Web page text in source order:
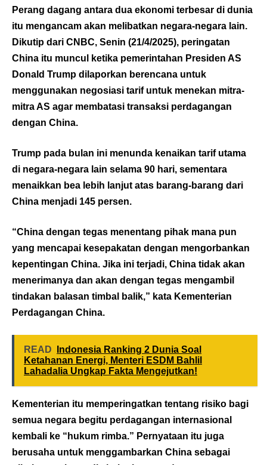
Perang dagang antara dua ekonomi terbesar di dunia
itu mengancam akan melibatkan negara-negara lain.
Dikutip dari CNBC, Senin (21/4/2025), peringatan
China itu muncul ketika pemerintahan Presiden AS
Donald Trump dilaporkan berencana untuk
menggunakan negosiasi tarif untuk menekan mitra-
mitra AS agar membatasi transaksi perdagangan
dengan China.
Trump pada bulan ini menunda kenaikan tarif utama
di negara-negara lain selama 90 hari, sementara
menaikkan bea lebih lanjut atas barang-barang dari
China menjadi 145 persen.
“China dengan tegas menentang pihak mana pun
yang mencapai kesepakatan dengan mengorbankan
kepentingan China. Jika ini terjadi, China tidak akan
menerimanya dan akan dengan tegas mengambil
tindakan balasan timbal balik,” kata Kementerian
Perdagangan China.
READ
Indonesia Ranking 2 Dunia Soal
Ketahanan Energi, Menteri ESDM Bahlil
Lahadalia Ungkap Fakta Mengejutkan!
Kementerian itu memperingatkan tentang risiko bagi
semua negara begitu perdagangan internasional
kembali ke “hukum rimba.” Pernyataan itu juga
berusaha untuk menggambarkan China sebagai